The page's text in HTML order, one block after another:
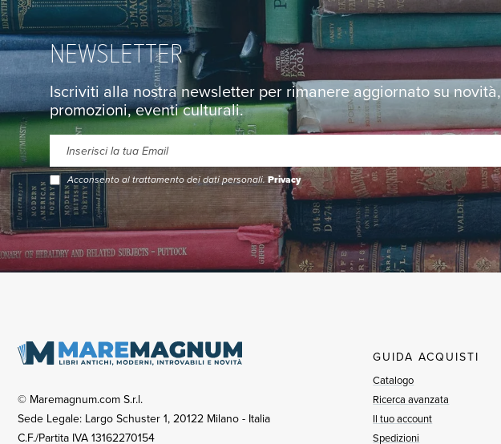
NEWSLETTER
Iscriviti alla nostra newsletter per rimanere aggiornato su novità,
promozioni, eventi culturali.
Acconsento al trattamento dei dati personali.Privacy
© Maremagnum.com S.r.l.
Sede Legale: Largo Schuster 1, 20122 Milano - Italia
C.F./Partita IVA 13162270154
GUIDA ACQUISTI
Catalogo
Ricerca avanzata
Il tuo account
Spedizioni